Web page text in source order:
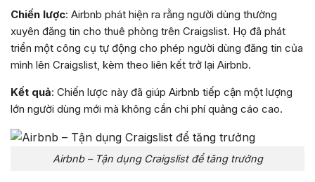
Chiến lược: Airbnb phát hiện ra rằng người dùng thường
xuyên đăng tin cho thuê phòng trên Craigslist. Họ đã phát
triển một công cụ tự động cho phép người dùng đăng tin của
mình lên Craigslist, kèm theo liên kết trở lại Airbnb.
Kết quả: Chiến lược này đã giúp Airbnb tiếp cận một lượng
lớn người dùng mới mà không cần chi phí quảng cáo cao.
Airbnb – Tận dụng Craigslist để tăng trưởng